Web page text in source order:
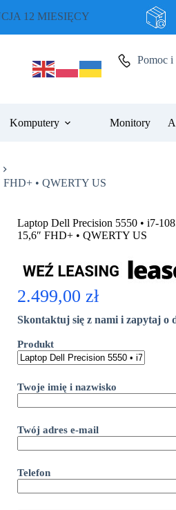
12 MIESIĘCY
Pomoc i
Komputery Monitory
FHD+ • QWERTY US
Laptop Dell Precision 5550 • i7-
15,6″ FHD+ • QWERTY US
2.499,00 zł
Skontaktuj się z nami i zapytaj o
Produkt
Twoje imię i nazwisko
Twój adres e-mail
Telefon